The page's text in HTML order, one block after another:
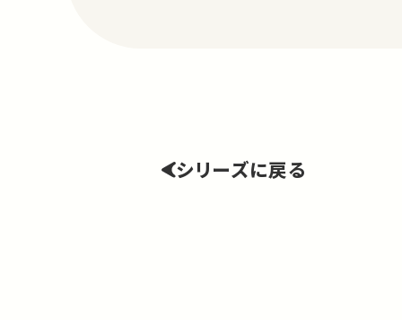
シリーズに戻る